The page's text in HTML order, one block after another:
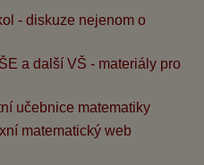
- diskuze nejenom o
a další VŠ - materiály pro
učebnice matematiky
matematický web